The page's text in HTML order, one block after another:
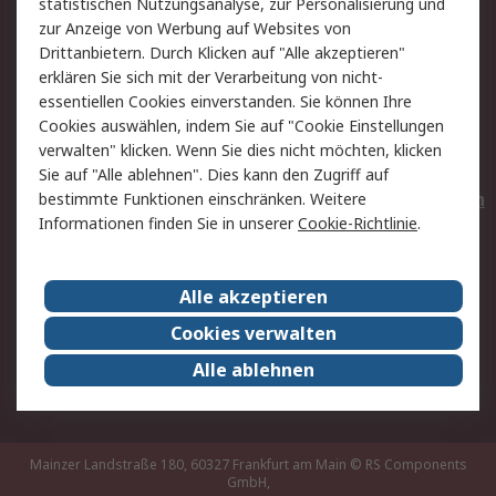
Hilfe
Privatkunden
Rechtliches
AGB
Datenschutz
Cookie-Richtlinie
Zahlungsbedingungen
Copyright/Impressum
Entsorgung
Elektrogeräte/Batterien
RS weltweit
Karriere bei RS
Nachhaltigkeit
Qualität/Umwelt/ZertifikatePresse-Center
Event-Center
Mainzer Landstraße 180, 60327 Frankfurt am Main © RS Components
GmbH,
zur Anzeige von Werbung auf Websites von
Drittanbietern. Durch Klicken auf "Alle akzeptieren"
erklären Sie sich mit der Verarbeitung von nicht-
essentiellen Cookies einverstanden. Sie können Ihre
Cookies auswählen, indem Sie auf "Cookie Einstellungen
verwalten" klicken. Wenn Sie dies nicht möchten, klicken
Sie auf "Alle ablehnen". Dies kann den Zugriff auf
bestimmte Funktionen einschränken. Weitere
Informationen finden Sie in unsererCookie-Richtlinie.
Alle akzeptieren
Cookies verwalten
Alle ablehnen